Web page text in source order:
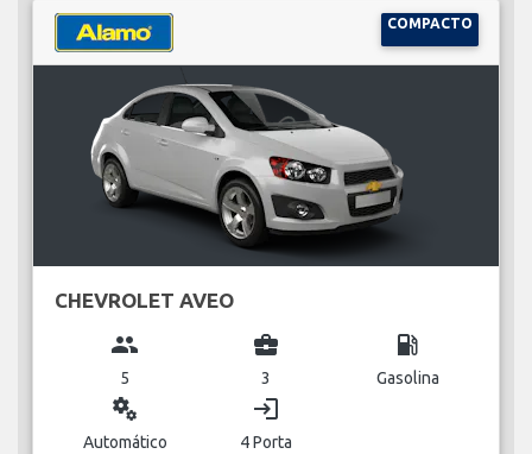
COMPACTO
CHEVROLET AVEO
group
5
business_center
3
local_gas_station
Gasolina
miscellaneous_services
Automático
login
4 Porta